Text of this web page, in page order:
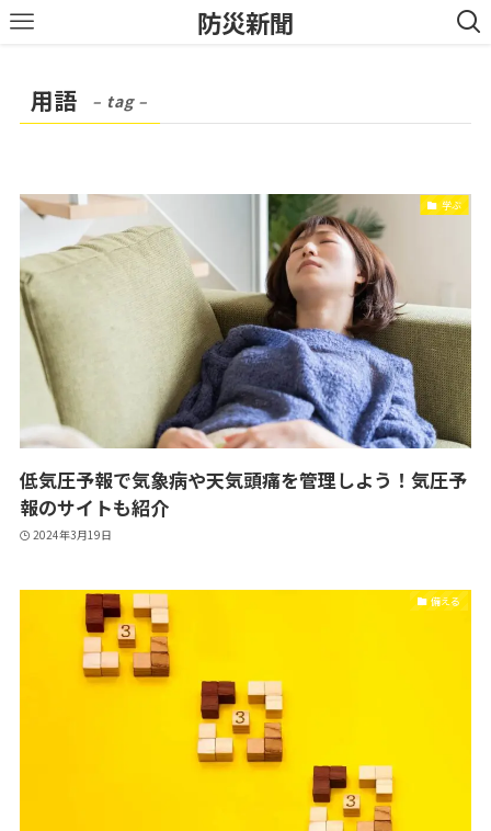
防災新聞
用語 – tag –
学ぶ
低気圧予報で気象病や天気頭痛を管理しよう！気圧予
報のサイトも紹介
2024年3月19日
備える